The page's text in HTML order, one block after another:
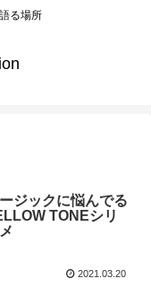
る場所
ジックに悩んでる
TONEシリ
2021.03.20